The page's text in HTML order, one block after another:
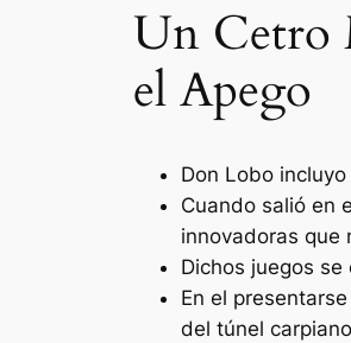
Un Cetro
el Apego
Don Lobo
Cuando salió en
innovadoras que
Dichos juegos
En el
del túnel